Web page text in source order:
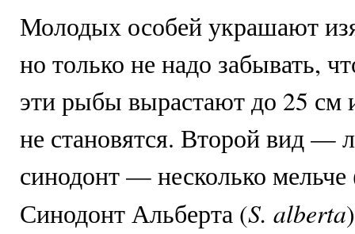
Молодых особей украшают
но только не надо забывать,
эти рыбы вырастают до 25 см
не становятся. Второй вид —
синодонт — несколько
Синодонт Альберта (S. alberta